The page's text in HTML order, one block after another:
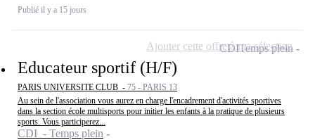
Publié il y a 15 jours
Educateur sportif (H/F)
PARIS UNIVERSITE CLUB - 75 - PARIS 13
Au sein de l'association vous aurez en charge l'encadrement d'activités sportives
dans la section école multisports pour initier les enfants à la pratique de plusieurs
sports. Vous participerez...
CDI - Temps plein
CDITemps plein
Ajouter cette offre à ma sélection